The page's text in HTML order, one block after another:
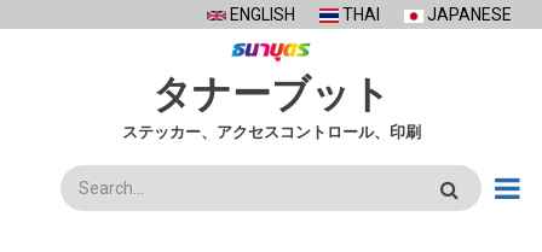
ENGLISH THAI JAPANESE
タナーブット
ステッカー、アクセスコントロール、印刷
検
索